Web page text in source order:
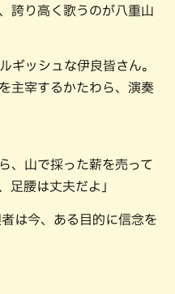
誇り高く歌うのが八重山
ギッシュな伊良皆さん。
主宰するかたわら、演奏
、山で採った薪を売って
足腰は丈夫だよ」
は今、ある目的に信念を